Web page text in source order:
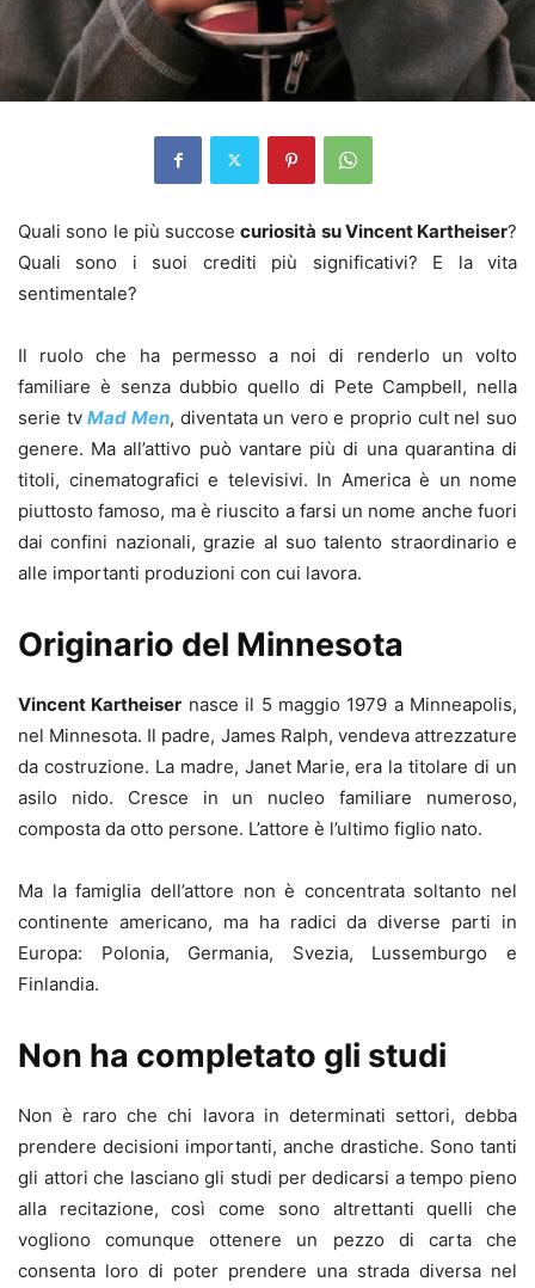
Quali sono le più succosecuriosità su Vincent Kartheiser?
Quali sono i suoi crediti più significativi? E la vita
sentimentale?
Il ruolo che ha permesso a noi di renderlo un volto
familiare è senza dubbio quello di Pete Campbell, nella
serie tvMad Men, diventata un vero e proprio cult nel suo
genere. Ma all’attivo può vantare più di una quarantina di
titoli, cinematografici e televisivi. In America è un nome
piuttosto famoso, ma è riuscito a farsi un nome anche fuori
dai confini nazionali, grazie al suo talento straordinario e
alle importanti produzioni con cui lavora.
Originario del Minnesota
Vincent Kartheiser nasce il 5 maggio 1979 a Minneapolis,
nel Minnesota. Il padre, James Ralph, vendeva attrezzature
da costruzione. La madre, Janet Marie, era la titolare di un
asilo nido. Cresce in un nucleo familiare numeroso,
composta da otto persone. L’attore è l’ultimo figlio nato.
Ma la famiglia dell’attore non è concentrata soltanto nel
continente americano, ma ha radici da diverse parti in
Europa: Polonia, Germania, Svezia, Lussemburgo e
Finlandia.
Non ha completato gli studi
Non è raro che chi lavora in determinati settori, debba
prendere decisioni importanti, anche drastiche. Sono tanti
gli attori che lasciano gli studi per dedicarsi a tempo pieno
alla recitazione, così come sono altrettanti quelli che
vogliono comunque ottenere un pezzo di carta che
consenta loro di poter prendere una strada diversa nel